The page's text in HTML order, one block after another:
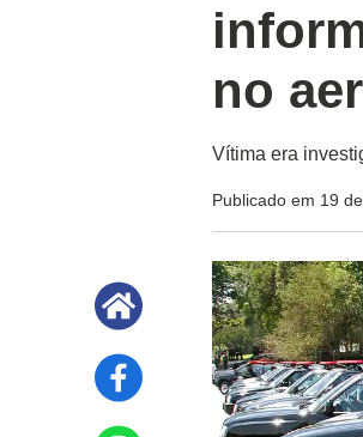
no
Vítima era
Publicado em 19